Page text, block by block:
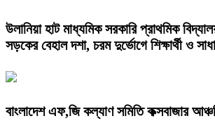
উলানিয়া হাট মাধ্যমিক সরকারি প্রাথমিক
সড়কের বেহাল দশা, চরম দুর্ভোগে শিক্ষার্থী ও
বাংলাদেশ এফ,জি কল্যাণ সমিতি কক্সবাজার